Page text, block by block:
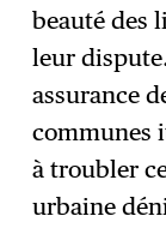
beauté des
leur
assurance
communes
à troubler
urbaine